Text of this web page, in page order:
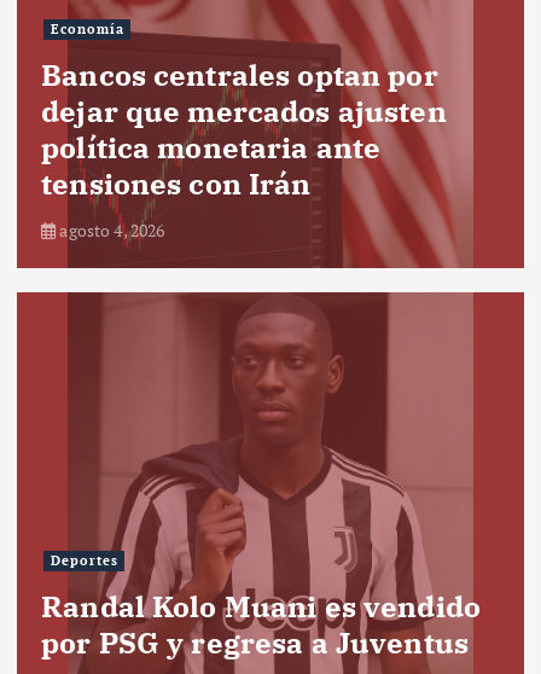
Economía
Bancos centrales optan por
dejar que mercados ajusten
política monetaria ante
tensiones con Irán
agosto 4, 2026
Deportes
Randal Kolo Muani es vendido
por PSG y regresa a Juventus